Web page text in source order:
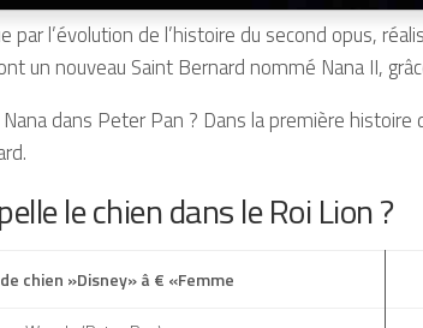
par l’évolution de l’histoire du second opus,
un nouveau Saint Bernard nommé Nana II,
dans Peter Pan ? Dans la première
le chien dans le Roi Lion ?
chien »Disney» â € «Femme